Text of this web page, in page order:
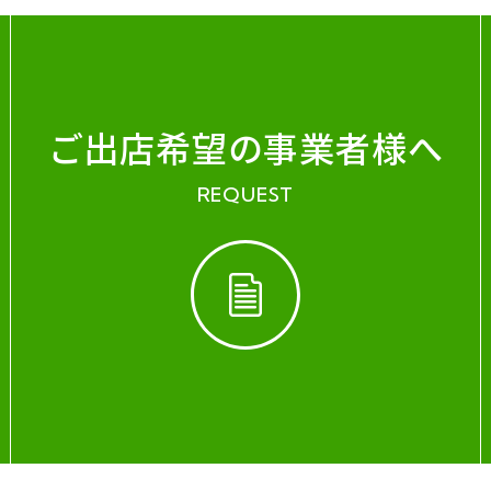
ご出店希望の事業者様へ
REQUEST